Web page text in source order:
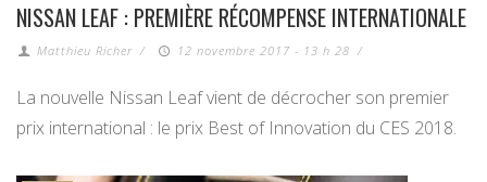
NISSAN LEAF : PREMIÈRE RÉCOMPENSE INTERNATIONALE
Matthieu Richer / 12 novembre 2017 - 13 h 28 /
La nouvelle Nissan Leaf vient de décrocher son premier
prix international : le prix Best of Innovation du CES 2018.